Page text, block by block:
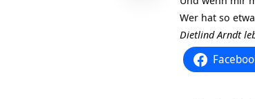
Wer hat so
Dietlind Arndt